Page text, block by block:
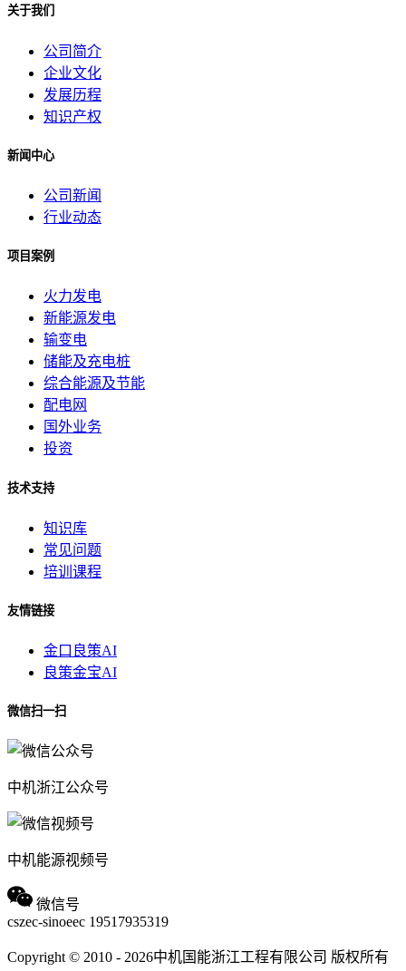
关于我们
公司简介
企业文化
发展历程
知识产权
新闻中心
公司新闻
行业动态
项目案例
火力发电
新能源发电
输变电
储能及充电桩
综合能源及节能
配电网
国外业务
投资
技术支持
知识库
常见问题
培训课程
友情链接
金口良策AI
良策金宝AI
微信扫一扫
中机浙江公众号
中机能源视频号
微信号
cszec-sinoeec 19517935319
Copyright © 2010 - 2026中机国能浙江工程有限公司 版权所有